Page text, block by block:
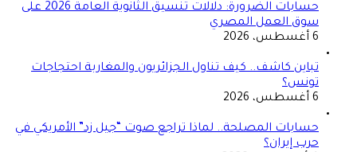
حسابات الضرورة: دلالات تنسيق الثانوية العامة 2026 على
سوق العمل المصري
6 أغسطس، 2026
تباين كاشف.. كيف تناول الجزائريون والمغاربة احتجاجات
تونس؟
6 أغسطس، 2026
حسابات المصلحة.. لماذا تراجع صوت “جيل زد” الأمريكي في
حرب إيران؟